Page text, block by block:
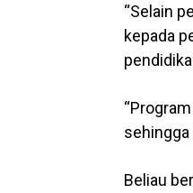
“Selain
kepada
sehingga
Beliau